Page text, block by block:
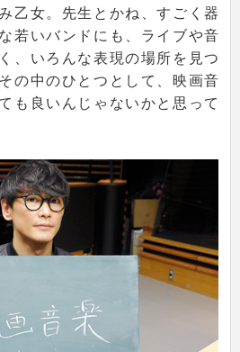
乙女。先生とかね、すごく器
若いバンドにも、ライブや音
、いろんな表現の場所を見つ
の中のひとつとして、映画音
も良いんじゃないかと思って